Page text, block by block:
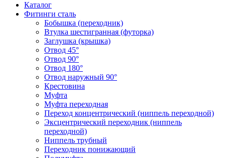
Каталог
Фитинги сталь
Бобышка (переходник)
Втулка шестигранная (футорка)
Заглушка (крышка)
Отвод 45°
Отвод 90°
Отвод 180°
Отвод наружный 90°
Крестовина
Муфта
Муфта переходная
Переход концентрический (ниппель переходной)
Эксцентрический переходник (ниппель
переходной)
Ниппель трубный
Переходник понижающий